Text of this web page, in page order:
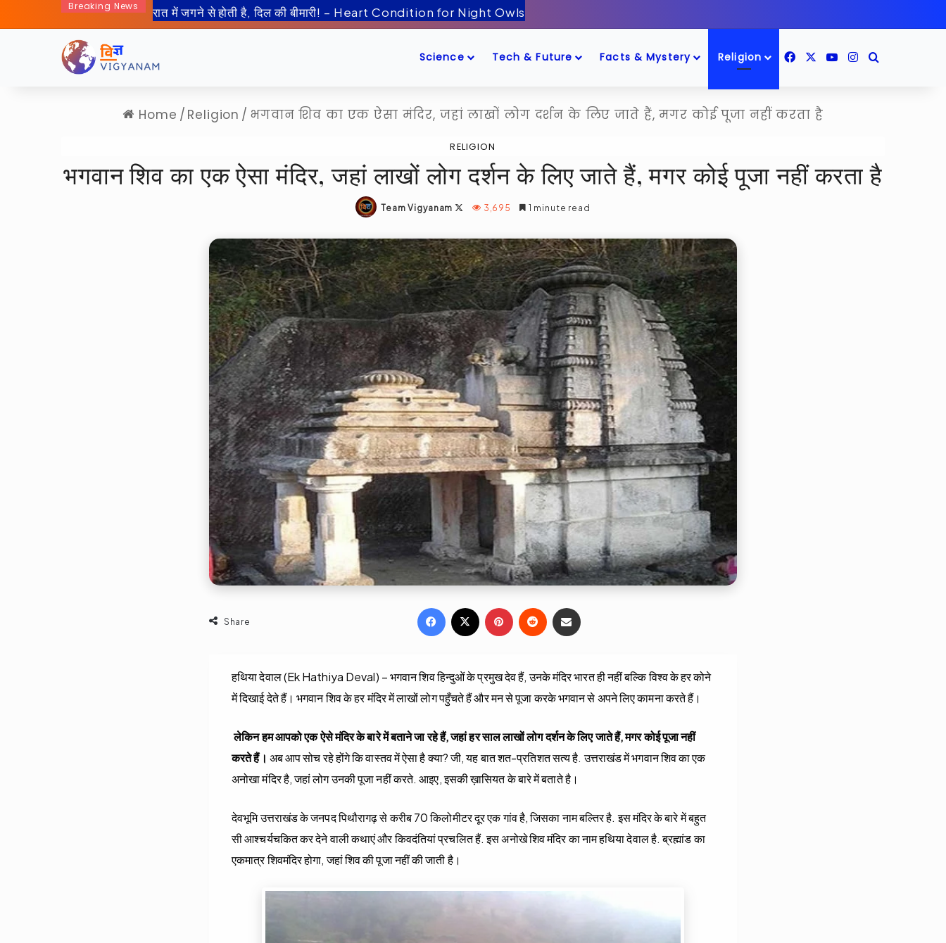
Breaking News 50 साल बाद इंसान जा रहा हैं चाँद के पास! – Artemis-2 Mission Launch
Science Tech & Future Facts & Mystery Religion FacebookYouTubeInstagram
Home / Religion / भगवान शिव का एक ऐसा मंदिर, जहां लाखों लोग दर्शन के लिए जाते हैं, मगर कोई पूजा नहीं करता है
RELIGION
भगवान शिव का एक ऐसा मंदिर, जहां लाखों लोग दर्शन के लिए जाते हैं, मगर कोई पूजा नहीं करता है
Team Vigyanam
Follow
X
3,695 1 minute read
Share
Facebook Pinterest
Reddit
हथिया देवाल (Ek Hathiya Deval) – भगवान शिव हिन्दुओं के प्रमुख देव हैं, उनके मंदिर भारत ही नहीं बल्कि विश्व के हर कोने
में दिखाई देते हैं। भगवान शिव के हर मंदिर में लाखों लोग पहुँचते हैं और मन से पूजा करके भगवान से अपने लिए कामना करते हैं।
लेकिन हम आपको एक ऐसे मंदिर के बारे में बताने जा रहे हैं, जहां हर साल लाखों लोग दर्शन के लिए जाते हैं, मगर कोई पूजा नहीं
करते हैं। अब आप सोच रहे होंगे कि वास्तव में ऐसा है क्या? जी, यह बात शत-प्रतिशत सत्य है. उत्तराखंड में भगवान शिव का एक
अनोखा मंदिर है, जहां लोग उनकी पूजा नहीं करते. आइए, इसकी ख़ासियत के बारे में बताते है।
देवभूमि उत्तराखंड के जनपद पिथौरागढ़ से करीब 70 किलोमीटर दूर एक गांव है, जिसका नाम बल्तिर है. इस मंदिर के बारे में बहुत
सी आश्चर्यचकित कर देने वाली कथाएं और किवदंतियां प्रचलित हैं. इस अनोखे शिव मंदिर का नाम हथिया देवाल है. ब्रह्मांड का
एकमात्र शिवमंदिर होगा, जहां शिव की पूजा नहीं की जाती है।